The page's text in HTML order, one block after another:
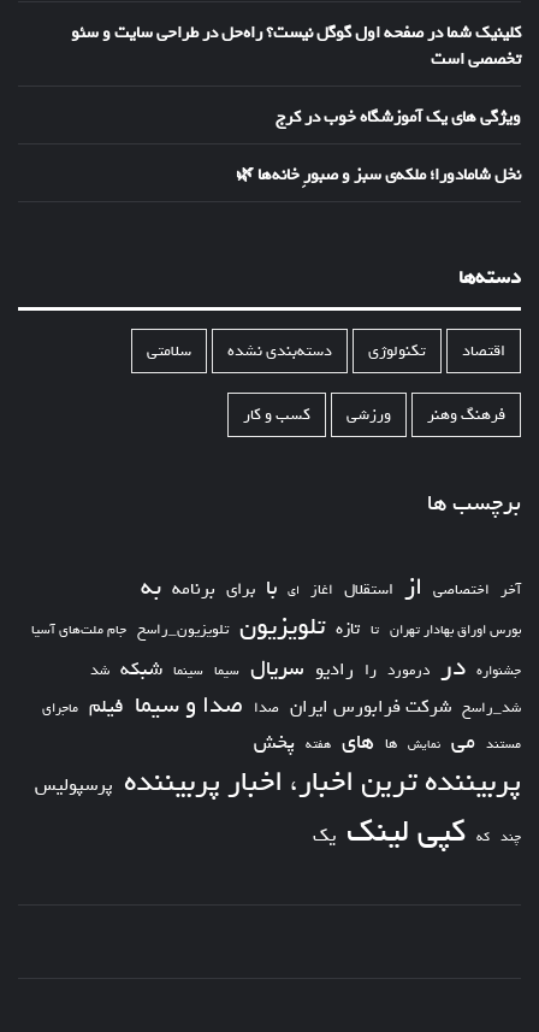
کلینیک شما در صفحه اول گوگل نیست؟ راه‌حل در طراحی سایت و سئو
تخصصی است
ویژگی های یک آموزشگاه خوب در کرج
نخل شامادورا؛ ملکه‌ی سبز و صبورِ خانه‌ها 🌿
دسته‌ها
اقتصاد تکنولوژی دسته‌بندی نشده سلامتی
فرهنگ وهنر ورزشی کسب و کار
برچسب ها
آخر اختصاصی از استقلال اغاز ای با برای برنامه به
بورس اوراق بهادار تهران تا تازه تلویزیون تلویزیون_راسخ جام ملت‌های آسیا
جشنواره در درمورد را رادیو سریال سیما سینما شبکه شد
شد_راسخ شرکت فرابورس ایران صدا صدا و سیما فیلم ماجرای
مستند می نمایش ها های هفته پخش
پربیننده ترین اخبار، اخبار پربیننده پرسپولیس
چند که کپی لینک یک